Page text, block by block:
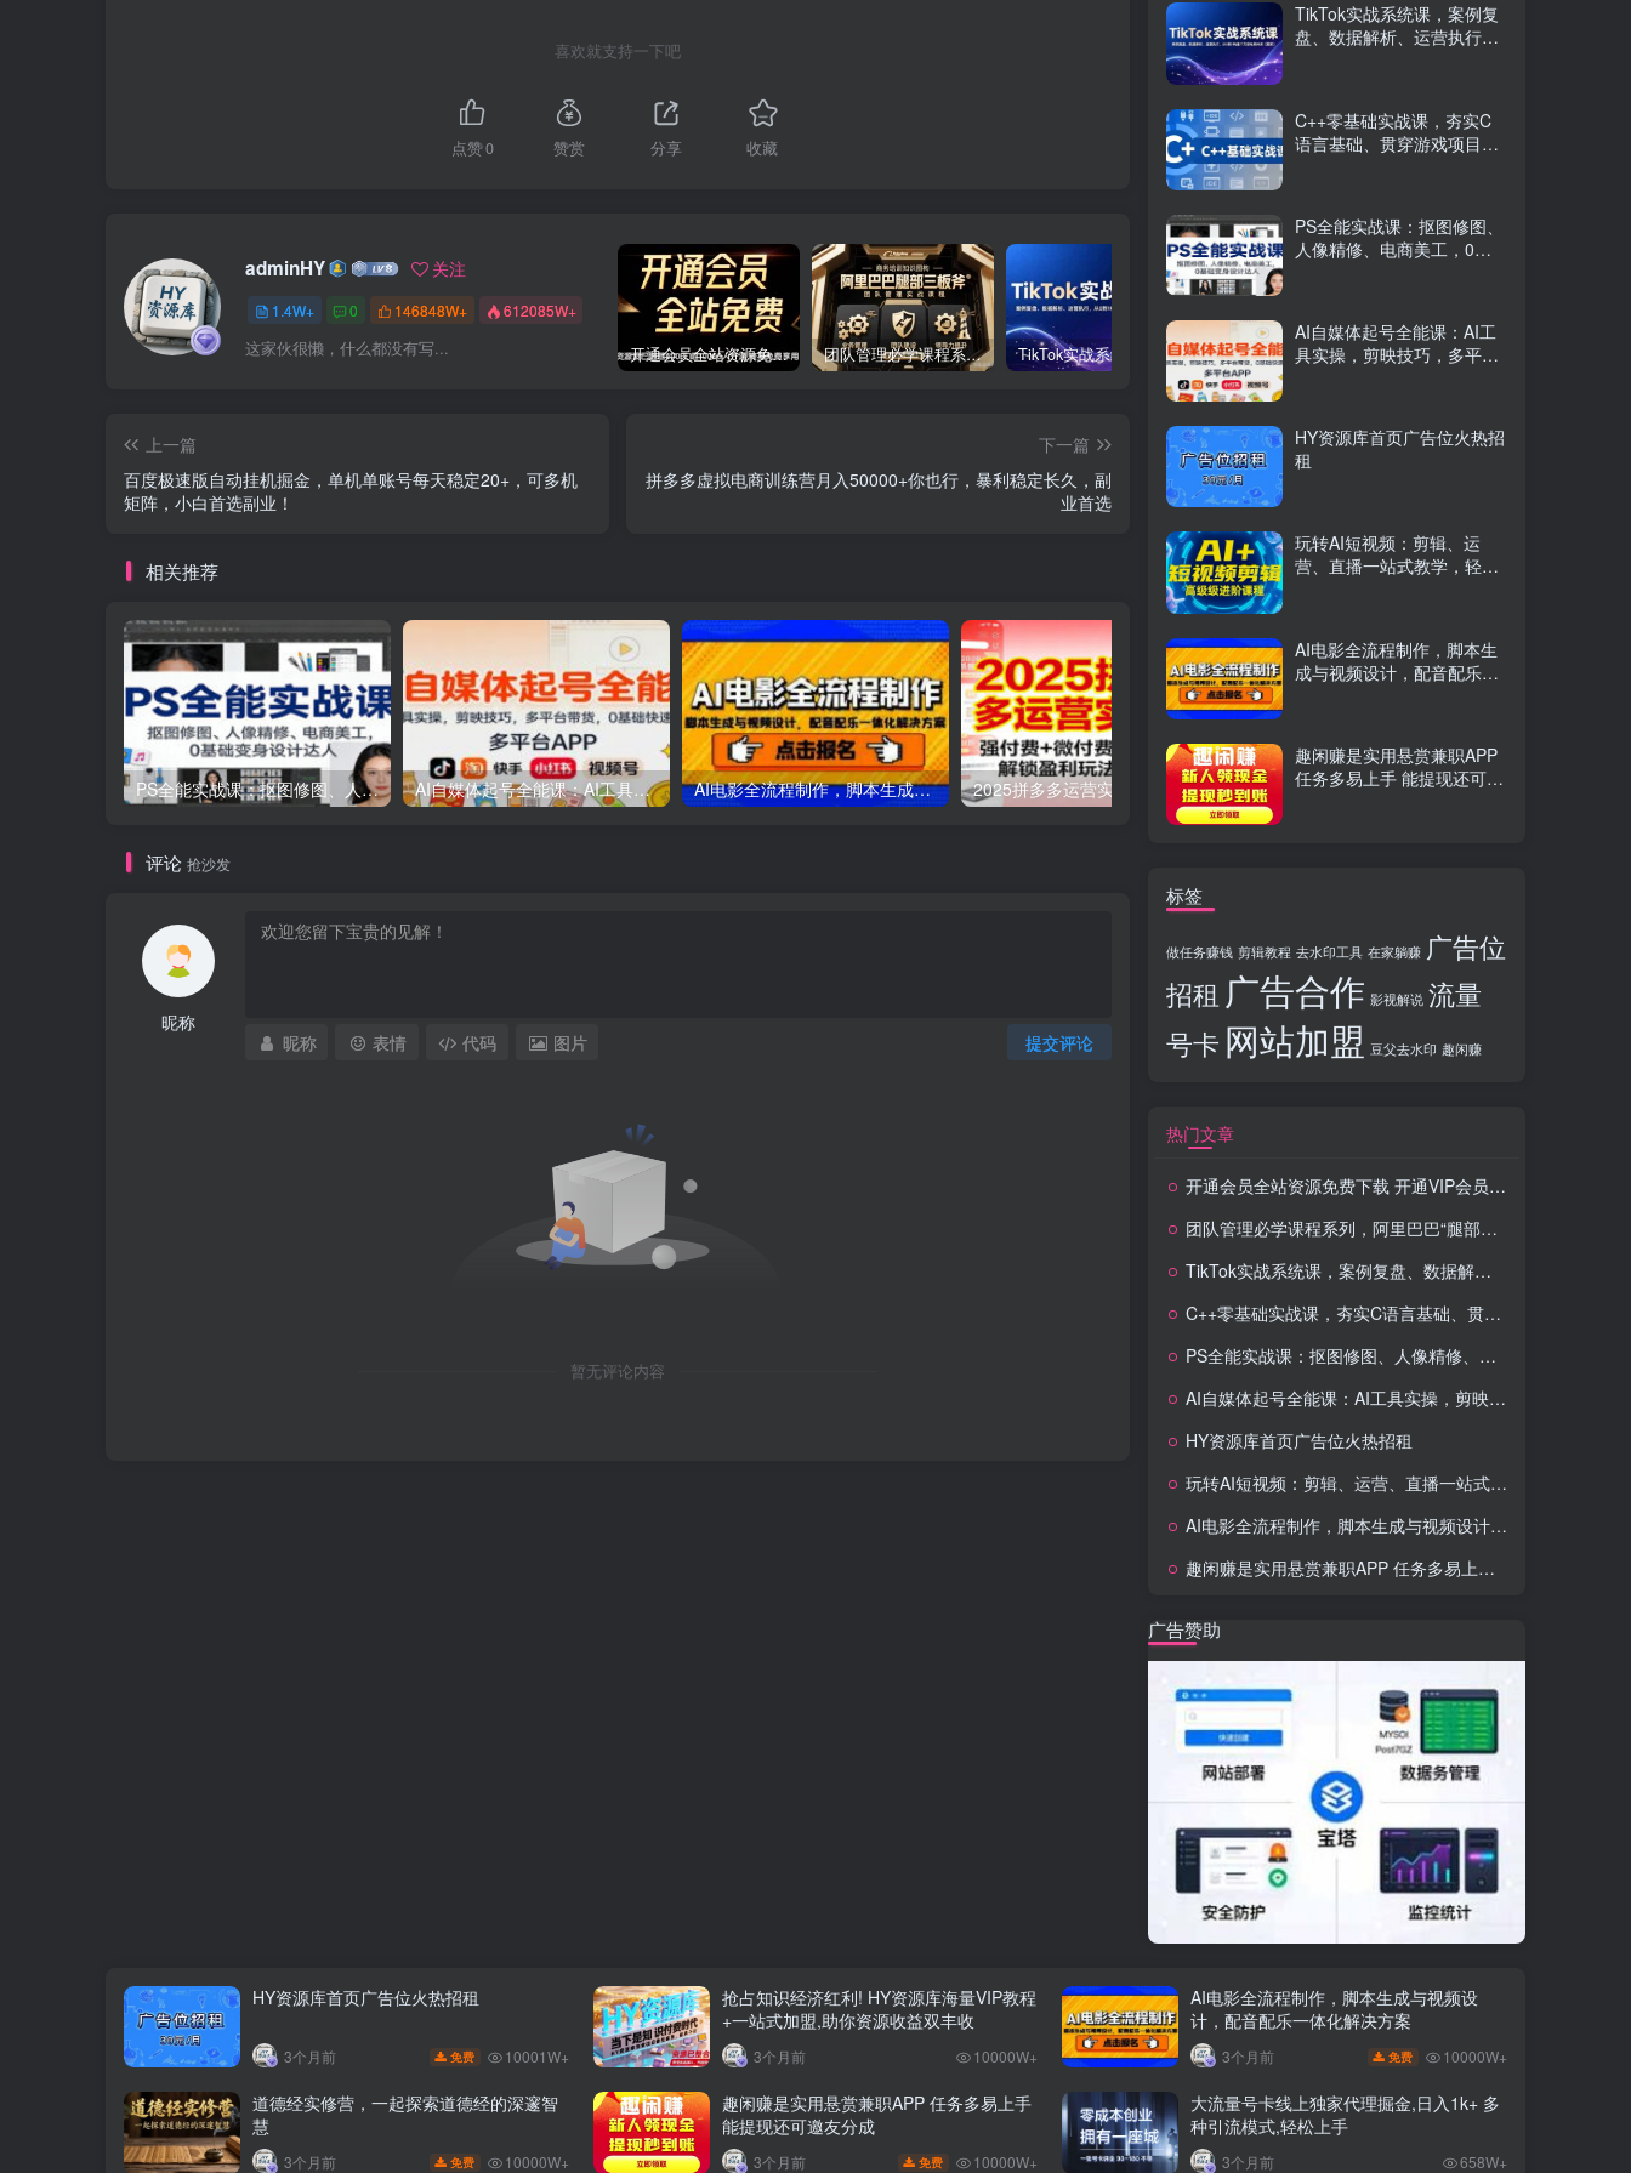
喜欢就支持一下吧
点赞0 赞赏 分享 收藏
adminHY 关注
1.4W+ 0 146848W+ 612085W+
这家伙很懒，什么都没有写... 开通会员全站资源免费下载 开通VIP会员 HY资源库 团队管理必学课程系列，阿里巴巴“腿部三板斧” TikTok实战系统课，案例复盘、数据解析、运营执行，从0到1构建千万级电商体系（更新） C++零基础实战课，夯实C语言基础、贯穿游戏项目、掌握开发思维，学成可挑战月薪15K+岗位
上一篇
百度极速版自动挂机掘金，单机单账号每天稳定20+，可多机
矩阵，小白首选副业！
下一篇
拼多多虚拟电商训练营月入50000+你也行，暴利稳定长久，副
业首选
相关推荐
PS全能实战课：抠图修图、人像精修、电商美工，0基础变身设计达人 AI自媒体起号全能课：AI工具实操，剪映技巧，多平台带货，0基础快速变现 AI电影全流程制作，脚本生成与视频设计，配音配乐一体化解决方案 2025拼多多运营实战课：强付费+微付费+活动爆流,解锁盈利玩法（更新） 美妆抖音短视频带货课：账号搭建+爆款文案+剪辑实操,新手快速起号出单
评论 抢沙发
昵称
提交评论
昵称 表情 代码 图片
暂无评论内容
TikTok实战系统课，案例复
盘、数据解析、运营执行，
C++零基础实战课，夯实C
语言基础、贯穿游戏项目、
PS全能实战课：抠图修图、
人像精修、电商美工，0基
AI自媒体起号全能课：AI工
具实操，剪映技巧，多平台
HY资源库首页广告位火热招
租
玩转AI短视频：剪辑、运
营、直播一站式教学，轻松
AI电影全流程制作，脚本生
成与视频设计，配音配乐一
趣闲赚是实用悬赏兼职APP
任务多易上手 能提现还可邀
标签
做任务赚钱 剪辑教程 去水印工具 在家躺赚 广告位
招租 广告合作 影视解说 流量
号卡 网站加盟 豆父去水印 趣闲赚
热门文章
开通会员全站资源免费下载 开通VIP会员 HY资源库
团队管理必学课程系列，阿里巴巴“腿部三板斧”
TikTok实战系统课，案例复盘、数据解析、运营执行，从0到1构建千万级电商体系（更新）
C++零基础实战课，夯实C语言基础、贯穿游戏项目、掌握开发思维，学成可挑战月薪15K+岗位
PS全能实战课：抠图修图、人像精修、电商美工，0基础变身设计达人
AI自媒体起号全能课：AI工具实操，剪映技巧，多平台带货，0基础快速变现
HY资源库首页广告位火热招租
玩转AI短视频：剪辑、运营、直播一站式教学，轻松打造流量神话
AI电影全流程制作，脚本生成与视频设计，配音配乐一体化解决方案
趣闲赚是实用悬赏兼职APP 任务多易上手 能提现还可邀友分成
广告赞助
HY资源库首页广告位火热招租
3个月前 免费 10001W+
抢占知识经济红利! HY资源库海量VIP教程
+一站式加盟,助你资源收益双丰收
3个月前 10000W+
AI电影全流程制作，脚本生成与视频设
计，配音配乐一体化解决方案
3个月前 免费 10000W+
道德经实修营，一起探索道德经的深邃智
慧
3个月前 免费 10000W+
趣闲赚是实用悬赏兼职APP 任务多易上手
能提现还可邀友分成
3个月前 免费 10000W+
大流量号卡线上独家代理掘金,日入1k+ 多
种引流模式,轻松上手
3个月前 658W+